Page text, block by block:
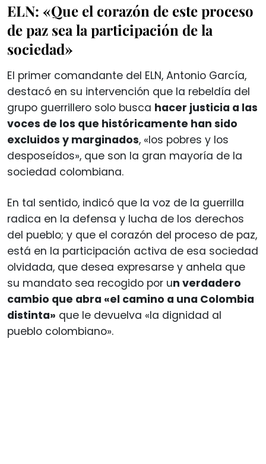
ELN: «Que el corazón de este proceso
de paz sea la participación de la
sociedad»
El primer comandante del ELN, Antonio García,
destacó en su intervención que la rebeldía del
grupo guerrillero solo busca hacer justicia a las
voces de los que históricamente han sido
excluidos y marginados, «los pobres y los
desposeídos», que son la gran mayoría de la
sociedad colombiana.
En tal sentido, indicó que la voz de la guerrilla
radica en la defensa y lucha de los derechos
del pueblo; y que el corazón del proceso de paz,
está en la participación activa de esa sociedad
olvidada, que desea expresarse y anhela que
su mandato sea recogido por un verdadero
cambio que abra «el camino a una Colombia
distinta» que le devuelva «la dignidad al
pueblo colombiano».